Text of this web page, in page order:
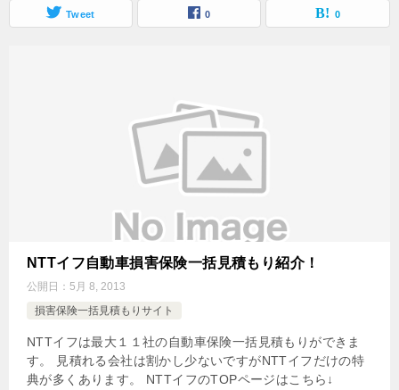
Tweet 0 0
NTTイフ自動車損害保険一括見積もり紹介！
公開日： 5月 8, 2013
損害保険一括見積もりサイト
NTTイフは最大１１社の自動車保険一括見積もりができま
す。 見積れる会社は割かし少ないですがNTTイフだけの特
典が多くあります。 NTTイフのTOPページはこちら↓